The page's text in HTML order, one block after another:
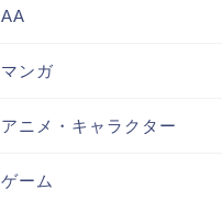
AA
マンガ
アニメ・キャラクター
ゲーム